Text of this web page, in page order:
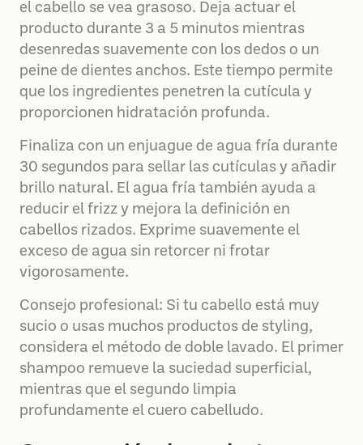
el cabello se vea grasoso. Deja actuar el
producto durante 3 a 5 minutos mientras
desenredas suavemente con los dedos o un
peine de dientes anchos. Este tiempo permite
que los ingredientes penetren la cutícula y
proporcionen hidratación profunda.
Finaliza con un enjuague de agua fría durante
30 segundos para sellar las cutículas y añadir
brillo natural. El agua fría también ayuda a
reducir el frizz y mejora la definición en
cabellos rizados. Exprime suavemente el
exceso de agua sin retorcer ni frotar
vigorosamente.
Consejo profesional: Si tu cabello está muy
sucio o usas muchos productos de styling,
considera el método de doble lavado. El primer
shampoo remueve la suciedad superficial,
mientras que el segundo limpia
profundamente el cuero cabelludo.